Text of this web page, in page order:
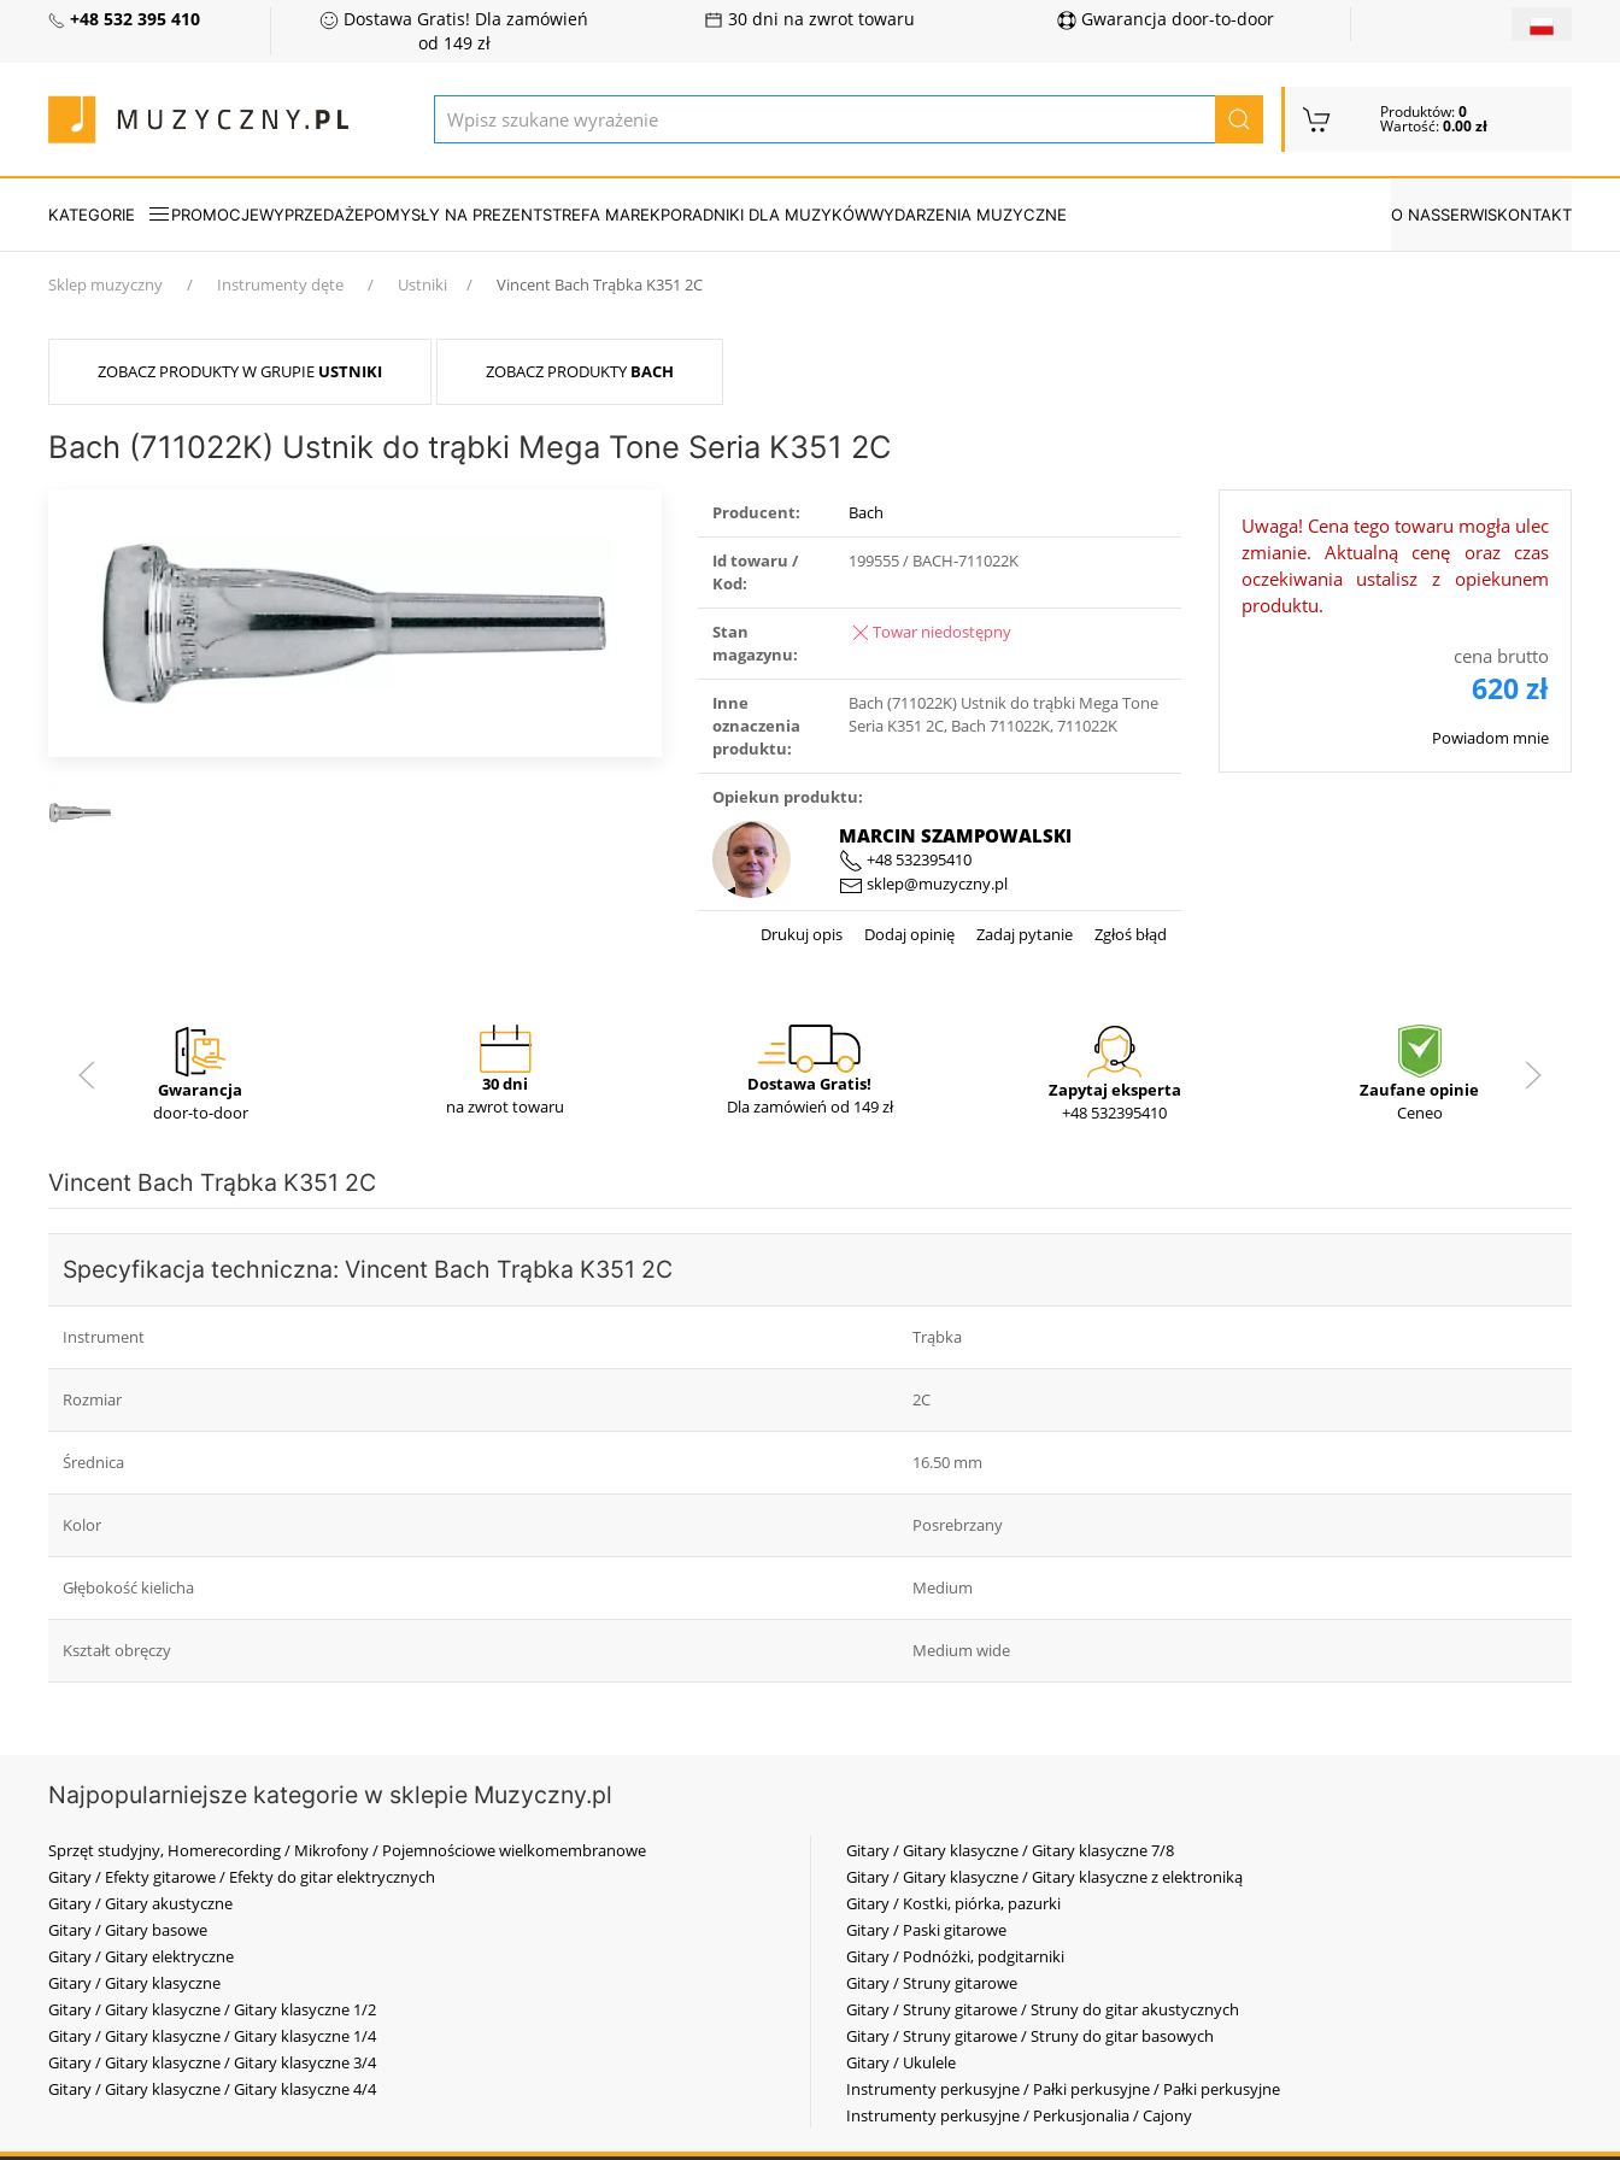
+48 532 395 410
Dostawa Gratis! Dla zamówień
od 149 zł
30 dni na zwrot towaru Gwarancja door-to-door
Produktów:0
Wartość:0.00 zł
KATEGORIE PROMOCJEWYPRZEDAŻEPOMYSŁY NA PREZENTSTREFA MAREKPORADNIKI DLA MUZYKÓWWYDARZENIA MUZYCZNE O NASSERWISKONTAKT
Sklep muzyczny Instrumenty dęte Ustniki Vincent Bach Trąbka K351 2C
ZOBACZ PRODUKTY W GRUPIE USTNIKI ZOBACZ PRODUKTY BACH
Bach (711022K) Ustnik do trąbki Mega Tone Seria K351 2C
Producent: Bach
Id towaru /
Kod:
199555 / BACH-711022K
Stan
magazynu:
Towar niedostępny
Inne
oznaczenia
produktu:
Bach (711022K) Ustnik do trąbki Mega Tone
Seria K351 2C, Bach 711022K, 711022K
Opiekun produktu:
MARCIN SZAMPOWALSKI
+48 532395410
sklep@muzyczny.pl
Drukuj opis Dodaj opinię Zadaj pytanie Zgłoś błąd
Uwaga! Cena tego towaru mogła ulec
zmianie. Aktualną cenę oraz czas
oczekiwania ustalisz z opiekunem
produktu.
cena brutto
620 zł
Powiadom mnie
Gwarancja
door-to-door
30 dni
na zwrot towaru
Dostawa Gratis!
Dla zamówień od 149 zł
Zapytaj eksperta
+48 532395410
Zaufane opinie
Ceneo
Vincent Bach Trąbka K351 2C
Specyfikacja techniczna: Vincent Bach Trąbka K351 2C
Instrument Trąbka
Rozmiar 2C
Średnica 16.50 mm
Kolor Posrebrzany
Głębokość kielicha Medium
Kształt obręczy Medium wide
Najpopularniejsze kategorie w sklepie Muzyczny.pl
Sprzęt studyjny, Homerecording / Mikrofony / Pojemnościowe wielkomembranowe
Gitary / Efekty gitarowe / Efekty do gitar elektrycznych
Gitary / Gitary akustyczne
Gitary / Gitary basowe
Gitary / Gitary elektryczne
Gitary / Gitary klasyczne
Gitary / Gitary klasyczne / Gitary klasyczne 1/2
Gitary / Gitary klasyczne / Gitary klasyczne 1/4
Gitary / Gitary klasyczne / Gitary klasyczne 3/4
Gitary / Gitary klasyczne / Gitary klasyczne 4/4
Gitary / Gitary klasyczne / Gitary klasyczne 7/8
Gitary / Gitary klasyczne / Gitary klasyczne z elektroniką
Gitary / Kostki, piórka, pazurki
Gitary / Paski gitarowe
Gitary / Podnóżki, podgitarniki
Gitary / Struny gitarowe
Gitary / Struny gitarowe / Struny do gitar akustycznych
Gitary / Struny gitarowe / Struny do gitar basowych
Gitary / Ukulele
Instrumenty perkusyjne / Pałki perkusyjne / Pałki perkusyjne
Instrumenty perkusyjne / Perkusjonalia / Cajony